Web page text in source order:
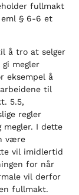
fullmakt
§ 6-6 et
å tro at selger
megler
eksempel å
til
5.5,
regler
megler. I dette
være
vil imidlertid
for når
vil derfor
fullmakt.